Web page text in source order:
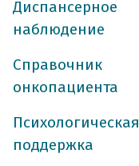
Диспансерное
наблюдение
Справочник
онкопациента
Психологическая
поддержка